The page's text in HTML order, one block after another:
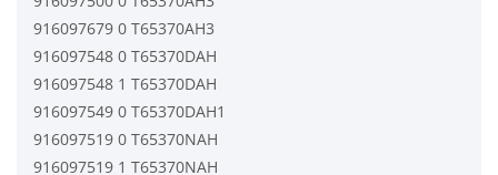
916097679 0 T65370AH3
916097548 0 T65370DAH
916097548 1 T65370DAH
916097549 0 T65370DAH1
916097519 0 T65370NAH
916097519 1 T65370NAH